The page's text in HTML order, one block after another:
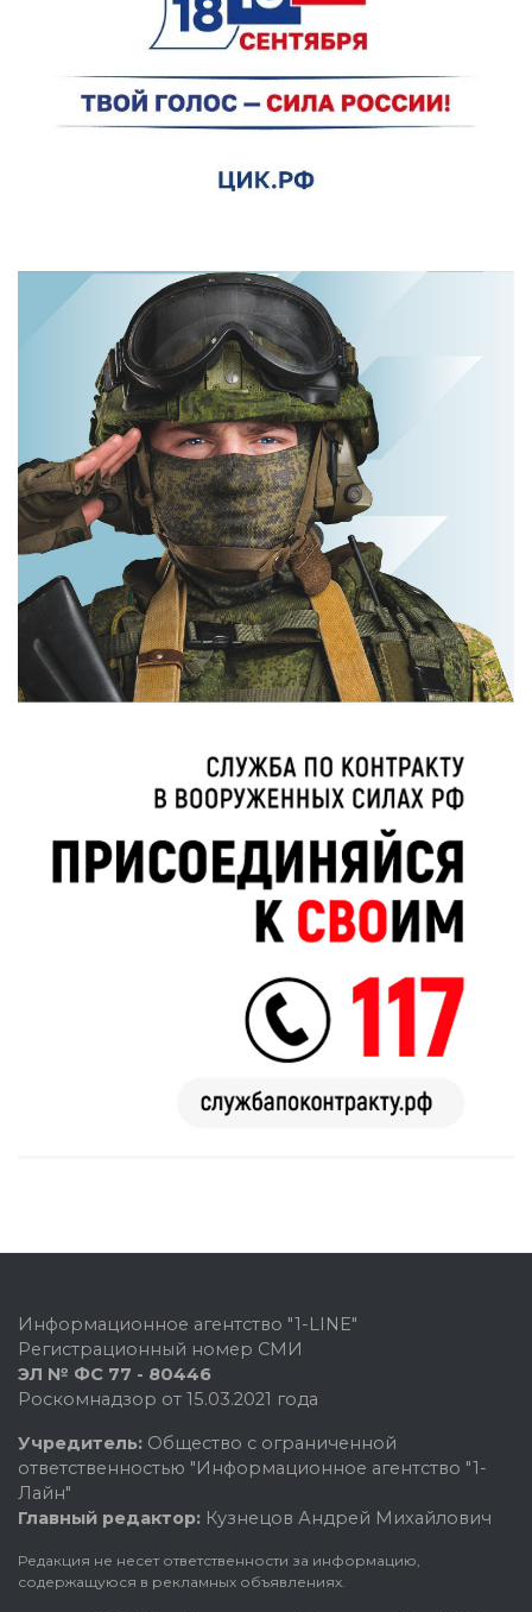
Информационное агентство "1-LINE"
Регистрационный номер СМИ
ЭЛ № ФС 77 - 80446
Роскомнадзор от 15.03.2021 года
Учредитель: Общество с ограниченной
ответственностью "Информационное агентство "1-
Лайн"
Главный редактор: Кузнецов Андрей Михайлович
Редакция не несет ответственности за информацию,
содержащуюся в рекламных объявлениях.